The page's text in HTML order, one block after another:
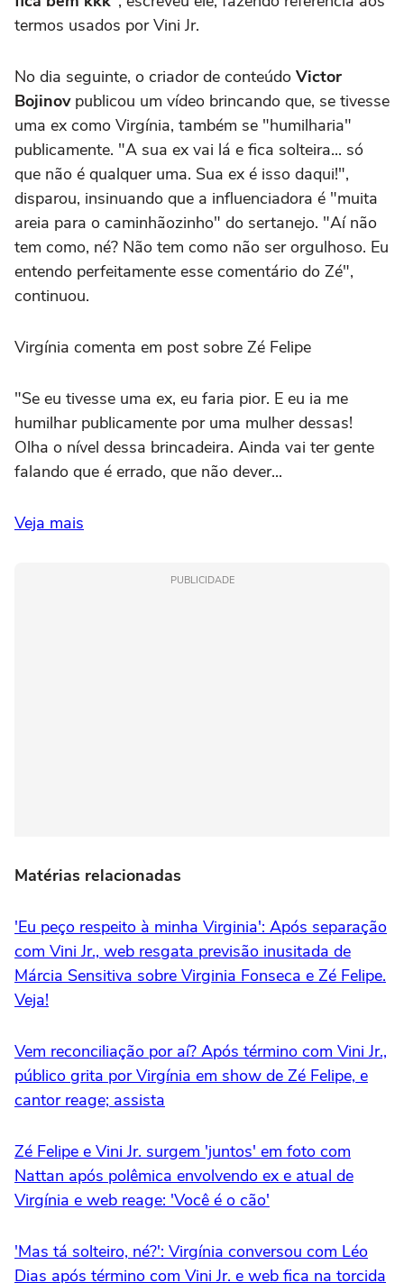
termos usados por Vini Jr.
No dia seguinte, o criador de conteúdo Victor
Bojinovpublicou um vídeo brincando que, se tivesse
uma ex como Virgínia, também se "humilharia"
publicamente. "A sua ex vai lá e fica solteira... só
que não é qualquer uma. Sua ex é isso daqui!",
disparou, insinuando que a influenciadora é "muita
areia para o caminhãozinho" do sertanejo. "Aí não
tem como, né? Não tem como não ser orgulhoso. Eu
entendo perfeitamente esse comentário do Zé",
continuou.
Virgínia comenta em post sobre Zé Felipe
"Se eu tivesse uma ex, eu faria pior. E eu ia me
humilhar publicamente por uma mulher dessas!
Olha o nível dessa brincadeira. Ainda vai ter gente
falando que é errado, que não dever...
Veja mais
PUBLICIDADE
Matérias relacionadas
'Eu peço respeito à minha Virginia': Após separação
com Vini Jr., web resgata previsão inusitada de
Márcia Sensitiva sobre Virginia Fonseca e Zé Felipe.
Veja!
Vem reconciliação por aí? Após término com Vini Jr.,
público grita por Virgínia em show de Zé Felipe, e
cantor reage; assista
Zé Felipe e Vini Jr. surgem 'juntos' em foto com
Nattan após polêmica envolvendo ex e atual de
Virgínia e web reage: 'Você é o cão'
'Mas tá solteiro, né?': Virgínia conversou com Léo
Dias após término com Vini Jr. e web fica na torcida